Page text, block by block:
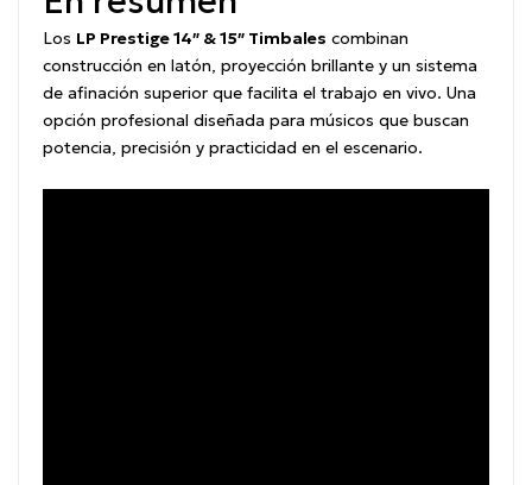
Los LP Prestige 14″ & 15″ Timbales combinan
construcción en latón, proyección brillante y un sistema
de afinación superior que facilita el trabajo en vivo. Una
opción profesional diseñada para músicos que buscan
potencia, precisión y practicidad en el escenario.